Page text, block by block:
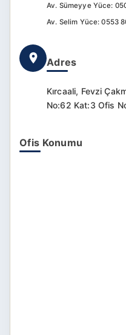
Av. Sümeyye Yüce:
Av. Selim Yüce: 0553
Adres
Kırcaali, Fevzi
No:62 Kat:3 Ofis
Ofis Konumu